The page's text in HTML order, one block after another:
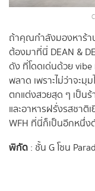
ถ้าคุณกำลังมองหาร้า
ต้องมาที่นี่ DEAN &
ดัง ที่โดดเด่นด้วย vibe
พลาด เพราะไม่ว่าจะ
ตกแต่งสวยสุด ๆ เป็นร้
และอาหารฝรั่งรสชาติ
WFH ที่นี่ก็เป็นอีกหนึ่ง
พิกัด : ชั้น G โซน